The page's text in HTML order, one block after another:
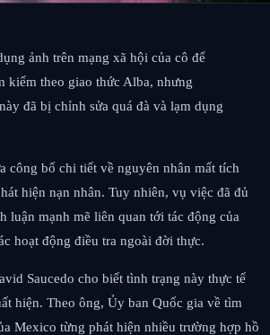
ảnh trên mạng xã hội của cô để
kiếm theo giao thức Alba, nhưng
đã bị chỉnh sửa quá đà và lạm dụng
công bố chi tiết về nguyên nhân mất tích
hiện nạn nhân. Tuy nhiên, vụ việc đã đủ
luận mạnh mẽ liên quan tới tác động của
hoạt động điều tra ngoài đời thực.
Saucedo cho biết tình trạng này thực tế
hiện. Theo ông, Ủy ban Quốc gia về tìm
Mexico từng phát hiện nhiều trường hợp hồ